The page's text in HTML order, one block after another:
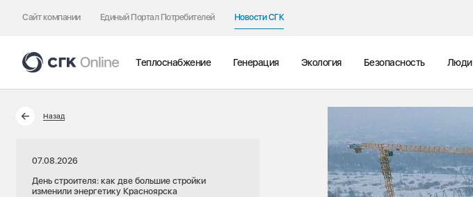
Сайт компании Единый Портал Потребителей Новости СГК
Теплоснабжение Генерация Экология Безопасность Люди
Назад
07.08.2026
День строителя: как две большие стройки
изменили энергетику Красноярска